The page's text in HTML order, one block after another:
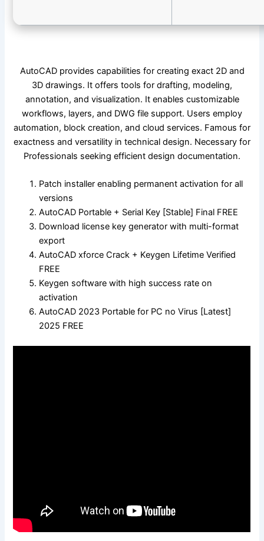
AutoCAD provides capabilities for creating exact 2D and
3D drawings. It offers tools for drafting, modeling,
annotation, and visualization. It enables customizable
workflows, layers, and DWG file support. Users employ
automation, block creation, and cloud services. Famous for
exactness and versatility in technical design. Necessary for
Professionals seeking efficient design documentation.
Patch installer enabling permanent activation for all
versions
AutoCAD Portable + Serial Key [Stable] Final FREE
Download license key generator with multi-format
export
AutoCAD xforce Crack + Keygen Lifetime Verified
FREE
Keygen software with high success rate on
activation
AutoCAD 2023 Portable for PC no Virus [Latest]
2025 FREE